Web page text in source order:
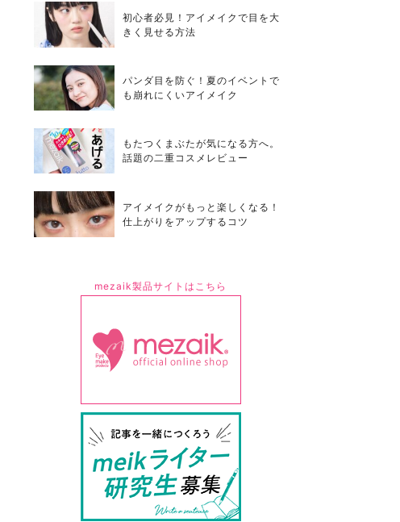
初心者必見！アイメイクで目を大
きく見せる方法
パンダ目を防ぐ！夏のイベントで
も崩れにくいアイメイク
もたつくまぶたが気になる方へ。
話題の二重コスメレビュー
アイメイクがもっと楽しくなる！
仕上がりをアップするコツ
mezaik製品サイトはこちら